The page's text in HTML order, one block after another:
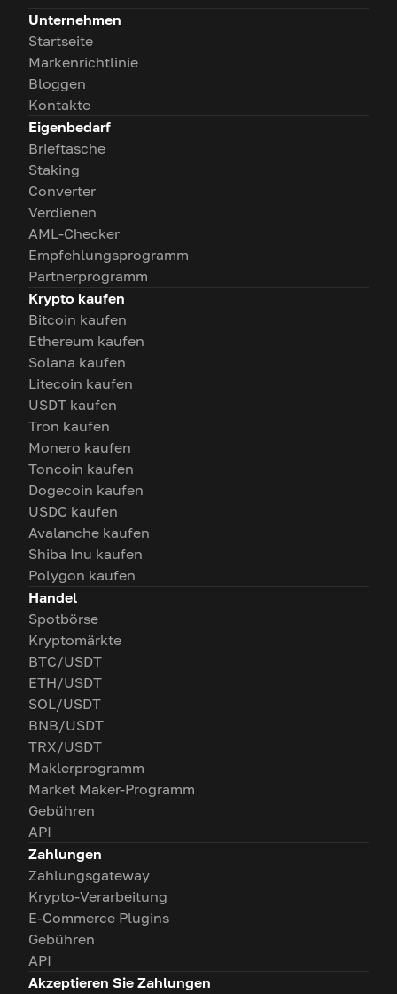
Unternehmen
Startseite
Markenrichtlinie
Bloggen
Kontakte
Eigenbedarf
Brieftasche
Staking
Converter
Verdienen
AML-Checker
Empfehlungsprogramm
Partnerprogramm
Krypto kaufen
Bitcoin kaufen
Ethereum kaufen
Solana kaufen
Litecoin kaufen
USDT kaufen
Tron kaufen
Monero kaufen
Toncoin kaufen
Dogecoin kaufen
USDC kaufen
Avalanche kaufen
Shiba Inu kaufen
Polygon kaufen
Handel
Spotbörse
Kryptomärkte
BTC/USDT
ETH/USDT
SOL/USDT
BNB/USDT
TRX/USDT
Maklerprogramm
Market Maker-Programm
Gebühren
API
Zahlungen
Zahlungsgateway
Krypto-Verarbeitung
E-Commerce Plugins
Gebühren
API
Akzeptieren Sie Zahlungen